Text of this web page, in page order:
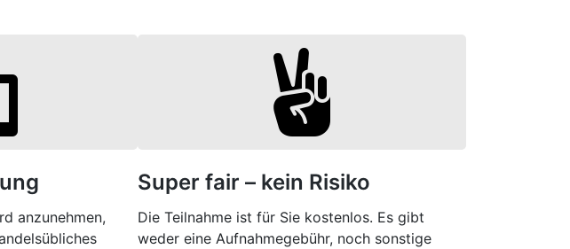
anzunehmen,
Super fair – kein Risiko
Die Teilnahme ist für Sie kostenlos. Es gibt
weder eine Aufnahmegebühr, noch sonstige